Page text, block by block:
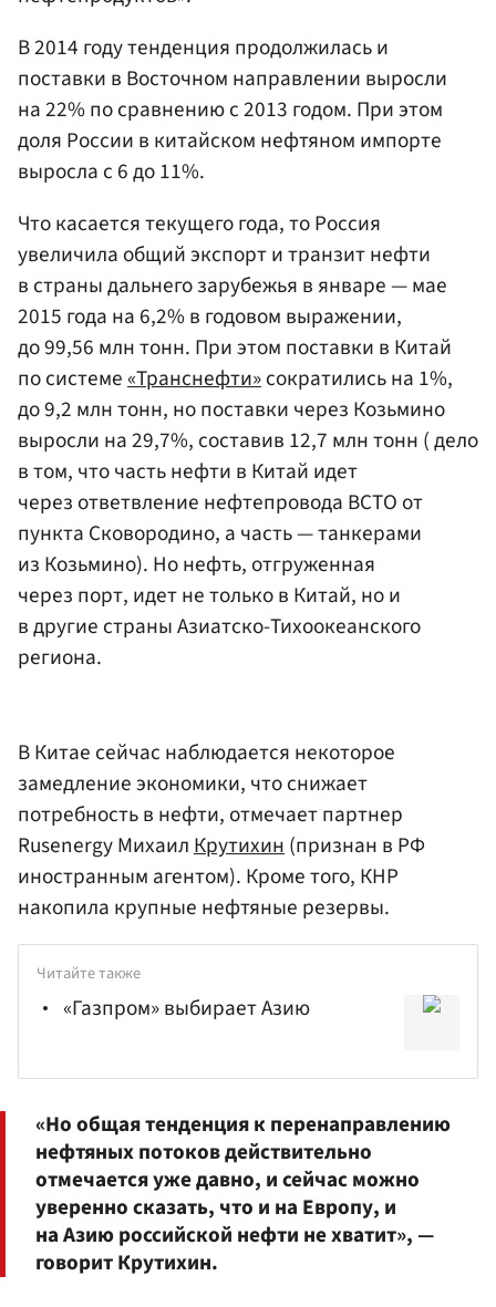
В 2014 году тенденция продолжилась и
поставки в Восточном направлении выросли
на 22% по сравнению с 2013 годом. При этом
доля России в китайском нефтяном импорте
выросла с 6 до 11%.
Что касается текущего года, то Россия
увеличила общий экспорт и транзит нефти
в страны дальнего зарубежья в январе — мае
2015 года на 6,2% в годовом выражении,
до 99,56 млн тонн. При этом поставки в Китай
по системе«Транснефти»сократились на 1%,
до 9,2 млн тонн, но поставки через Козьмино
выросли на 29,7%, составив 12,7 млн тонн ( дело
в том, что часть нефти в Китай идет
через ответвление нефтепровода ВСТО от
пункта Сковородино, а часть — танкерами
из Козьмино). Но нефть, отгруженная
через порт, идет не только в Китай, но и
в другие страны Азиатско-Тихоокеанского
региона.
В Китае сейчас наблюдается некоторое
замедление экономики, что снижает
потребность в нефти, отмечает партнер
Rusenergy МихаилКрутихин(признан в РФ
иностранным агентом). Кроме того, КНР
накопила крупные нефтяные резервы.
Читайте также
«Газпром» выбирает Азию
«Но общая тенденция к перенаправлению
нефтяных потоков действительно
отмечается уже давно, и сейчас можно
уверенно сказать, что и на Европу, и
на Азию российской нефти не хватит», —
говорит Крутихин.